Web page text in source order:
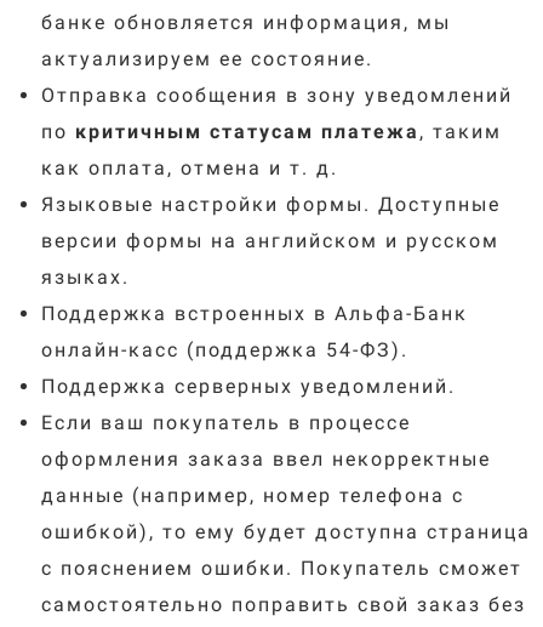
банке обновляется информация, мы
актуализируем ее состояние.
Отправка сообщения в зону уведомлений
по критичным статусам платежа , таким
как оплата, отмена и т. д.
Языковые настройки формы. Доступные
версии формы на английском и русском
языках.
Поддержка встроенных в Альфа-Банк
онлайн-касс (поддержка 54-ФЗ).
Поддержка серверных уведомлений.
Если ваш покупатель в процессе
оформления заказа ввел некорректные
данные (например, номер телефона с
ошибкой), то ему будет доступна страница
с пояснением ошибки. Покупатель сможет
самостоятельно поправить свой заказ без